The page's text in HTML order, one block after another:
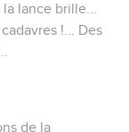
lance brille...
!... Des
de la